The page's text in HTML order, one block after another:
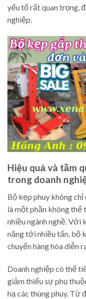
yếu tố rất quan trọng,
nghiệp.
Hiệu quả và tầm
trong doanh
Bộ kẹp phuy không
là một phần không thể
nhiều ngành nghề. Với
nặng tới nhiều tấn, bộ
chuyển hàng hóa diễn
Doanh nghiệp có thể
giảm thiểu sự phụ
hạ các thùng phuy. Từ